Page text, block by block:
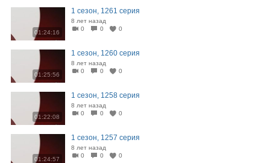
01:24:16
1 сезон, 1261 серия
8 лет назад
0
0 0
01:25:56
1 сезон, 1260 серия
8 лет назад
0
0 0
01:22:08
1 сезон, 1258 серия
8 лет назад
0
0 0
01:24:57
1 сезон, 1257 серия
8 лет назад
0
0 0